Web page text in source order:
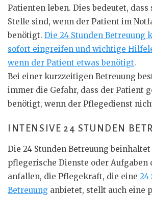
Patienten leben. Dies bedeutet, dass
Stelle sind, wenn der Patient im
benötigt. Die 24 Stunden Betreuung
sofort eingreifen und wichtige
wenn der Patient etwas benötigt.
Bei einer kurzzeitigen Betreuung
immer die Gefahr, dass der Patient
benötigt, wenn der Pflegedienst
INTENSIVE 24 STUNDEN
Die 24 Stunden Betreuung
pflegerische Dienste oder Aufgaben
anfallen, die Pflegekraft, die eine 24
Betreuung anbietet, stellt auch eine